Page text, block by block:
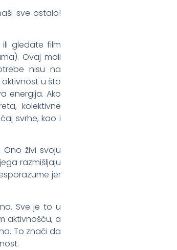
sve ostalo!
gledate film
Ovaj mali
nisu na
u što
energija. Ako
kolektivne
svrhe, kao i
živi svoju
razmišljaju
jer
Sve je to u
aktivnošću, a
To znači da